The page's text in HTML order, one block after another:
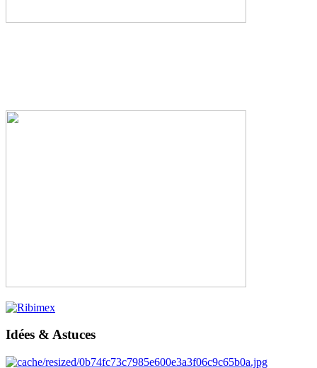
Idées & Astuces